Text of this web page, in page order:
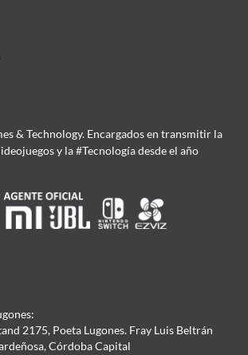
& Technology. Encargados en transmitir la
y la #Tecnología desde el año
2175, Poeta Lugones. Fray Luis Beltrán
Córdoba Capital